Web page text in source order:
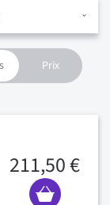
211,50 €